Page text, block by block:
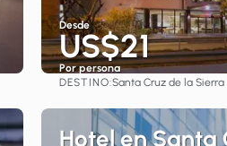
Desde
US$21
Por persona
Ver
DESTINO:Santa Cruz de la Sierra
Hotel en Santa